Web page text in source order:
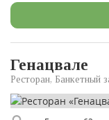
Генацвале
Ресторан, Банкетный